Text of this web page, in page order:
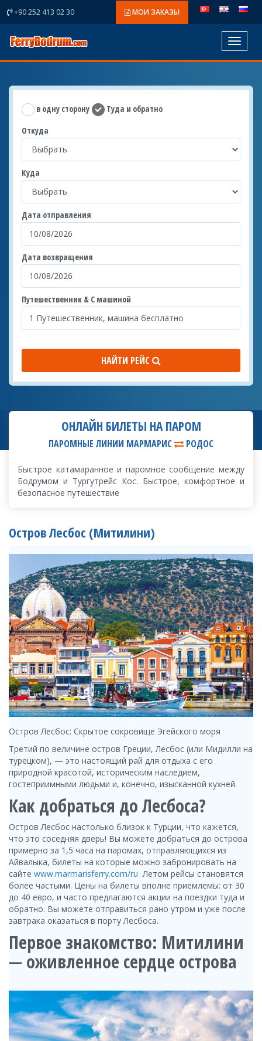
+90 252 413 02 30 МОИ ЗАКАЗЫ
Toggle
в одну сторону
Туда и обратно
Откуда
Куда
Дата отправления
Дата возвращения
Путешественник & С машиной
НАЙТИ РЕЙС
ОНЛАЙН БИЛЕТЫ НА ПАРОМ
ПАРОМНЫЕ ЛИНИИ МАРМАРИС РОДОС
Быстрое катамаранное и паромное сообщение между
Бодрумом и Тургутрейс Кос. Быстрое, комфортное и
безопасное путешествие
Остров Лесбос (Митилини)
Остров Лесбос: Скрытое сокровище Эгейского моря
Третий по величине остров Греции, Лесбос (или Мидилли на
турецком), — это настоящий рай для отдыха с его
природной красотой, историческим наследием,
гостеприимными людьми и, конечно, изысканной кухней.
Как добраться до Лесбоса?
Остров Лесбос настолько близок к Турции, что кажется,
что это соседняя дверь! Вы можете добраться до острова
примерно за 1,5 часа на паромах, отправляющихся из
Айвалыка, билеты на которые можно забронировать на
сайте www.marmarisferry.com/ru Летом рейсы становятся
более частыми. Цены на билеты вполне приемлемы: от 30
до 40 евро, и часто предлагаются акции на поездки туда и
обратно. Вы можете отправиться рано утром и уже после
завтрака оказаться в порту Лесбоса.
Первое знакомство: Митилини
— оживленное сердце острова